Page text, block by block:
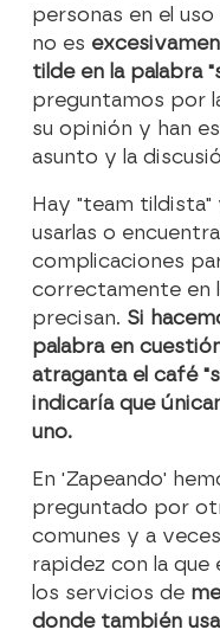
personas en el
no es
tilde en la palabra
preguntamos por
su opinión y han
asunto y la
Hay "team
usarlas o
complicaciones
correctamente en
precisan. Si
palabra en
atraganta el café
indicaría que
uno.
En 'Zapeando'
preguntado por
comunes y a
rapidez con la
los servicios de
donde también